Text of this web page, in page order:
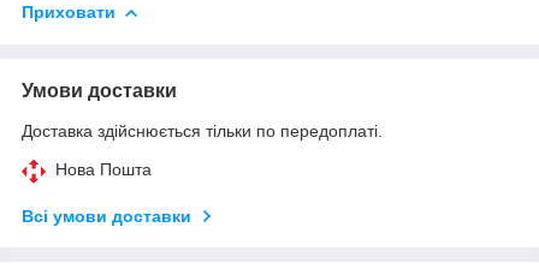
Приховати
Умови доставки
Доставка здійснюється тільки по передоплаті.
Нова Пошта
Всі умови доставки